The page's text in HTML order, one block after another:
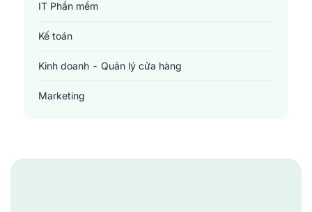
IT Phần mềm
Kế toán
Kinh doanh - Quản lý cửa hàng
Marketing